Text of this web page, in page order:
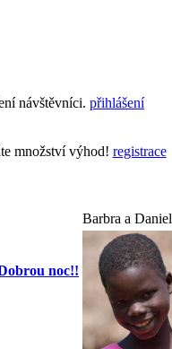
návštěvníci. přihlášení
množství výhod! registrace
Barbra a Daniel
noc!!